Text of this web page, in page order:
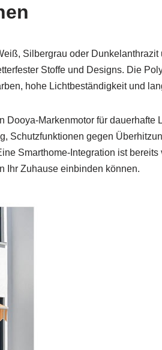
Silbergrau oder
Stoffe und Designs. Die
hohe Lichtbeständigkeit und
Dooya-Markenmotor für dauerhafte
Schutzfunktionen gegen
Smarthome-Integration ist
Ihr Zuhause einbinden können.